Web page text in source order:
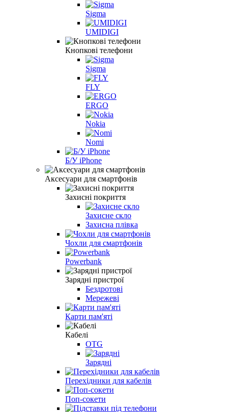
Sigma
UMIDIGI
Кнопкові телефони
Sigma
FLY
ERGO
Nokia
Nomi
Б/У iPhone
Аксесуари для смартфонів
Захисні покриття
Захисне скло
Захисна плівка
Чохли для смартфонів
Powerbank
Зарядні пристрої
Бездротові
Мережеві
Карти пам'яті
Кабелі
OTG
Зарядні
Перехідники для кабелів
Поп-сокети